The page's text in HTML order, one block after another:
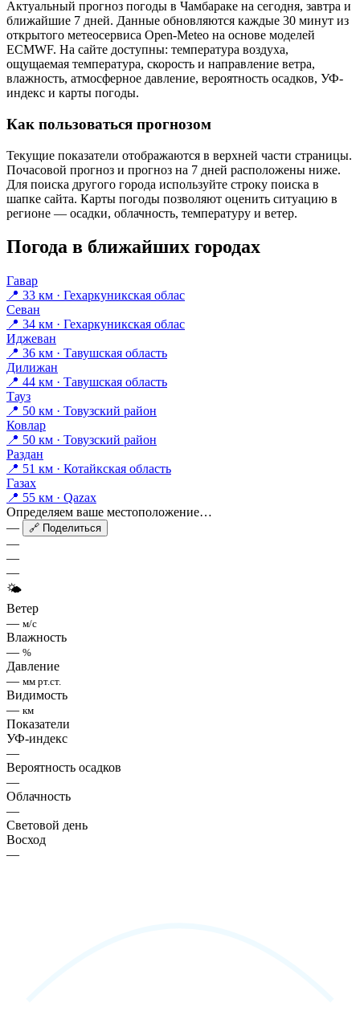
Актуальный прогноз погоды в Чамбараке на сегодня, завтра и
ближайшие 7 дней. Данные обновляются каждые 30 минут из
открытого метеосервиса Open-Meteo на основе моделей
ECMWF. На сайте доступны: температура воздуха,
ощущаемая температура, скорость и направление ветра,
влажность, атмосферное давление, вероятность осадков, УФ-
индекс и карты погоды.
Как пользоваться прогнозом
Текущие показатели отображаются в верхней части страницы.
Почасовой прогноз и прогноз на 7 дней расположены ниже.
Для поиска другого города используйте строку поиска в
шапке сайта. Карты погоды позволяют оценить ситуацию в
регионе — осадки, облачность, температуру и ветер.
Погода в ближайших городах
Гавар
📍 33 км · Гехаркуникская облас
Севан
📍 34 км · Гехаркуникская облас
Иджеван
📍 36 км · Тавушская область
Дилижан
📍 44 км · Тавушская область
Тауз
📍 50 км · Товузский район
Ковлар
📍 50 км · Товузский район
Раздан
📍 51 км · Котайкская область
Газах
📍 55 км · Qazax
Определяем ваше местоположение…
—
🔗 Поделиться
—
—
—
🌤
Ветер
— м/с
Влажность
— %
Давление
— мм рт.ст.
Видимость
— км
Показатели
УФ-индекс
—
Вероятность осадков
—
Облачность
—
Световой день
Восход
—